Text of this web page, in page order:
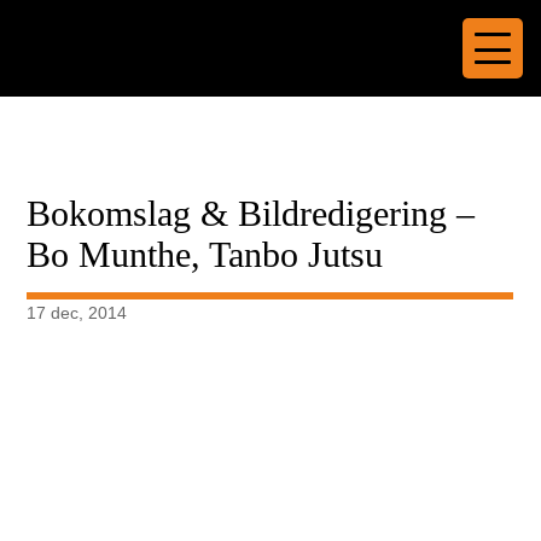
Bokomslag & Bildredigering –
Bo Munthe, Tanbo Jutsu
17 dec, 2014